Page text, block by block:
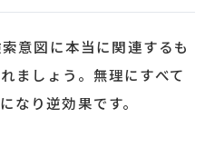
意図に本当に関連するも
ましょう。無理にすべて
なり逆効果です。